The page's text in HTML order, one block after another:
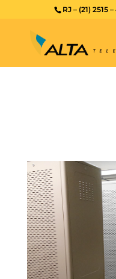
RJ – (21) 2515